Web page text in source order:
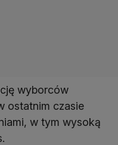
wyborców
ostatnim czasie
w tym wysoką